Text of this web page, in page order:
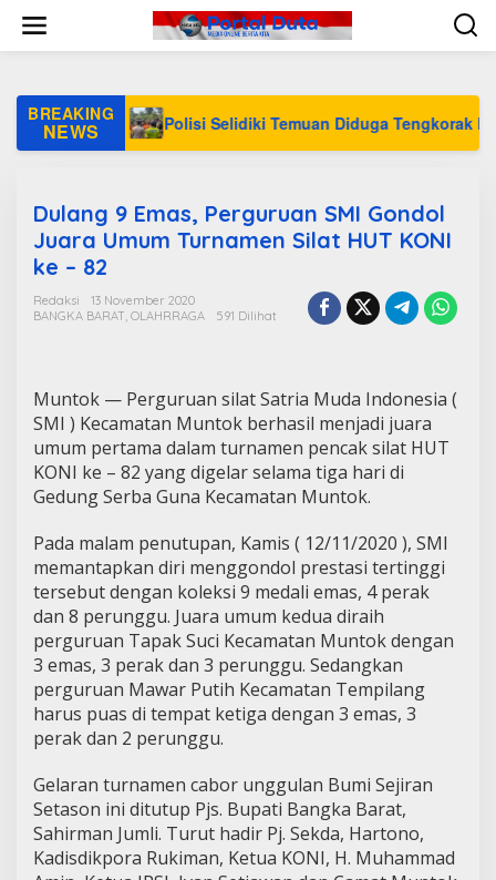
w
BREAKING
NEWS Polisi Selidiki Temuan Diduga Tengkorak
Dulang 9 Emas, Perguruan SMI Gondol
Juara Umum Turnamen Silat HUT KONI
ke – 82
Redaksi
13 November 2020
BANGKA BARAT, OLAHRRAGA 591 Dilihat
Muntok — Perguruan silat Satria Muda Indonesia (
SMI ) Kecamatan Muntok berhasil menjadi juara
umum pertama dalam turnamen pencak silat HUT
KONI ke – 82 yang digelar selama tiga hari di
Gedung Serba Guna Kecamatan Muntok.
Pada malam penutupan, Kamis ( 12/11/2020 ), SMI
memantapkan diri menggondol prestasi tertinggi
tersebut dengan koleksi 9 medali emas, 4 perak
dan 8 perunggu. Juara umum kedua diraih
perguruan Tapak Suci Kecamatan Muntok dengan
3 emas, 3 perak dan 3 perunggu. Sedangkan
perguruan Mawar Putih Kecamatan Tempilang
harus puas di tempat ketiga dengan 3 emas, 3
perak dan 2 perunggu.
Gelaran turnamen cabor unggulan Bumi Sejiran
Setason ini ditutup Pjs. Bupati Bangka Barat,
Sahirman Jumli. Turut hadir Pj. Sekda, Hartono,
Kadisdikpora Rukiman, Ketua KONI, H. Muhammad